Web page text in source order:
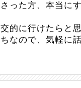
った方、本当に
的に行けたらと
なので、気軽に